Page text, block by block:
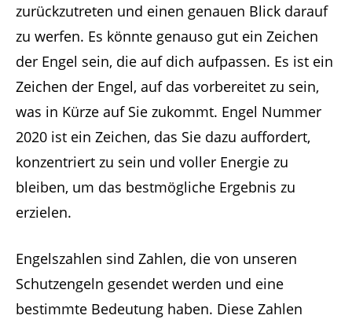
zurückzutreten und einen genauen Blick darauf
zu werfen. Es könnte genauso gut ein Zeichen
der Engel sein, die auf dich aufpassen. Es ist ein
Zeichen der Engel, auf das vorbereitet zu sein,
was in Kürze auf Sie zukommt. Engel Nummer
2020 ist ein Zeichen, das Sie dazu auffordert,
konzentriert zu sein und voller Energie zu
bleiben, um das bestmögliche Ergebnis zu
erzielen.
Engelszahlen sind Zahlen, die von unseren
Schutzengeln gesendet werden und eine
bestimmte Bedeutung haben. Diese Zahlen